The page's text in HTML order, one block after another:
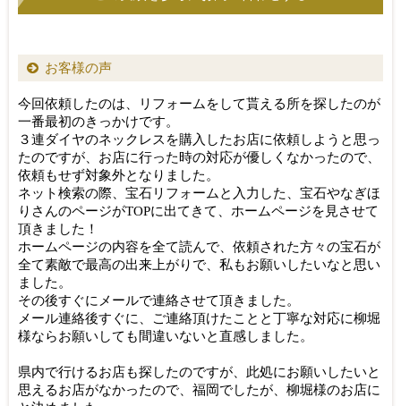
お客様の声
今回依頼したのは、リフォームをして貰える所を探したのが
一番最初のきっかけです。
３連ダイヤのネックレスを購入したお店に依頼しようと思っ
たのですが、お店に行った時の対応が優しくなかったので、
依頼もせず対象外となりました。
ネット検索の際、宝石リフォームと入力した、宝石やなぎほ
りさんのページがTOPに出てきて、ホームページを見させて
頂きました！
ホームページの内容を全て読んで、依頼された方々の宝石が
全て素敵で最高の出来上がりで、私もお願いしたいなと思い
ました。
その後すぐにメールで連絡させて頂きました。
メール連絡後すぐに、ご連絡頂けたことと丁寧な対応に柳堀
様ならお願いしても間違いないと直感しました。
県内で行けるお店も探したのですが、此処にお願いしたいと
思えるお店がなかったので、福岡でしたが、柳堀様のお店に